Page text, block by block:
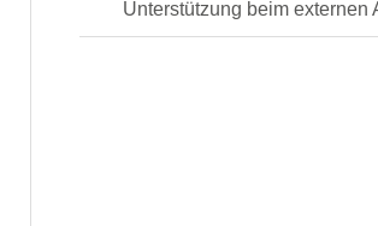
Unterstützung beim externen